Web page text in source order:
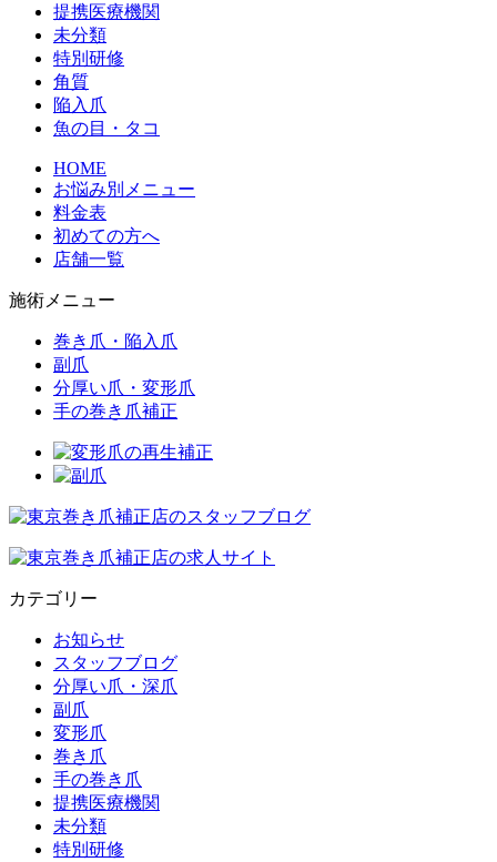
提携医療機関
未分類
特別研修
角質
陥入爪
魚の目・タコ
HOME
お悩み別メニュー
料金表
初めての方へ
店舗一覧
施術メニュー
巻き爪・陥入爪
副爪
分厚い爪・変形爪
手の巻き爪補正
カテゴリー
お知らせ
スタッフブログ
分厚い爪・深爪
副爪
変形爪
巻き爪
手の巻き爪
提携医療機関
未分類
特別研修